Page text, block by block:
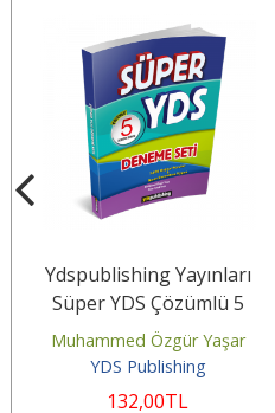
Ydspublishing Yayınları
Süper YDS Çözümlü 5
Deneme Seti
Muhammed Özgür Yaşar
YDS Publishing
132,00TL